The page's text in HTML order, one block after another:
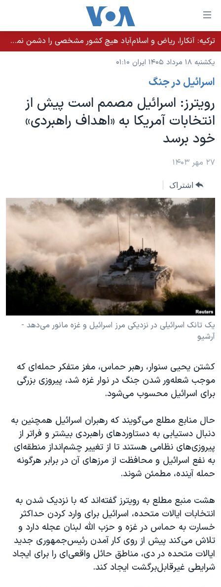
لینکهای
قابل
دسترسی
جهش
محتوای
اصلی
جهش
به
صفحه
جهش
خانه
نسخه سبک وب‌سایت
موضوع ها
ایران
آمریکا
جهان
ورزشی
ویدیوها
فرهنگ و زندگی
حقوق شهروندی
اقتصادی
علم و فناوری
اسرائیل در جنگ
آرشیو پخش زنده
برنامه های تلویزیونی
جدول برنامه ها
صفحه‌های ویژه
جام جهانی ۲۰۲۶
بایگانی برنامه‌های تلویزیونی
مستندها
انتخابات ریاست جمهوری آمریکا ۲۰۲۴
حمله جمهوری اسلامی به اسرائیل
رمز مهسا
ورزش زنان در ایران
مجموعه مستندهای دادخواهی
دادگاه حمید نوری
چهل سال گروگان‌گیری
اعتراضات مردمی آبان ۹۸
اسرائیل در جنگ
نرگس محمدی برنده جایزه نوبل صلح
همایش محافظه‌کاران آمریکا «سی‌پک»
صفحه‌های ویژه
سفر پرزیدنت ترامپ به چین
فرکانس‌های صدای آمریکا
پخش رادیویی
یادگیری زبان انگلیسی
دنبال کنید
زبانهای مختلف
ترکیه: آنکارا، ریاض و اسلام‌آباد هیچ کشور مشخصی را دشمن نمی‌دانند مگر اینکه آن کشور اقدام خصمانه‌ای انجام دهد
یکشنبه ۱۸ مرداد ۱۴۰۵ ایران ۰۱:۱۰
اسرائیل در جنگ
رویترز: اسرائیل مصمم است پیش از
انتخابات آمریکا به «اهداف راهبردی»
خود برسد
۲۷ مهر ۱۴۰۳
اشتراک
یک تانک اسرائیلی در نزدیکی مرز اسرائیل و غزه مانور می‌دهد -
آرشیو
کشتن یحیی سنوار، رهبر حماس، مغز متفکر حمله‌ای که
موجب شعله‌ور شدن جنگ در نوار غزه شد، پیروزی بزرگی
برای اسرائیل محسوب می‌شود.
حال منابع مطلع می‌گویند که رهبران اسرائیل همچنین به
دنبال دستیابی به دستاوردهای راهبردی بیشتر و فراتر از
پیروزی‌های نظامی هستند تا از تغییر چشم‌انداز منطقه‌ای
به نفع اسرائیل و محافظت از مرزهای آن در برابر هرگونه
حمله آینده، مطمئن شوند.
هشت منبع مطلع به رویترز گفته‌اند که با نزدیک شدن به
انتخابات ایالات متحده، اسرائیل برای وارد کردن حداکثر
خسارت به حماس در غزه و حزب الله لبنان عجله دارد و
تلاش می‌کند پیش از روی کار آمدن رئیس‌جمهوری جدید
ایالات متحده در دی، مناطق حائل واقعی‌ای را برای ایجاد
شرایطی غیرقابل‌برگشت ایجاد کند.